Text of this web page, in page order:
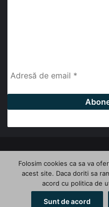
Folosim cookies ca sa va
acest site. Daca doriti sa
acord cu politica de
Sunt de acord